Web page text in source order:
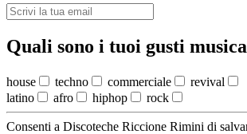
Quali sono i tuoi gusti
house techno commerciale
revival
latino
afro hiphop rock
Consenti a Discoteche Riccione Rimini di